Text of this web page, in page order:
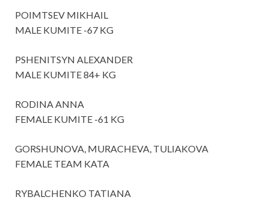
POIMTSEV MIKHAIL
MALE KUMITE -67 KG
PSHENITSYN ALEXANDER
MALE KUMITE 84+ KG
RODINA ANNA
FEMALE KUMITE -61 KG
GORSHUNOVA, MURACHEVA, TULIAKOVA
FEMALE TEAM KATA
RYBALCHENKO TATIANA